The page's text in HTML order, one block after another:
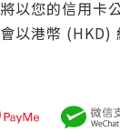
以您的信用卡
以港幣 (HKD)